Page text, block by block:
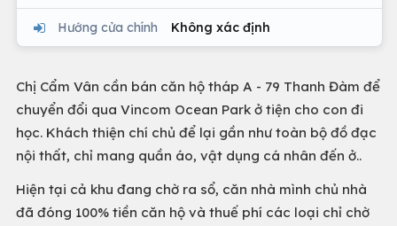
Hướng cửa chính Không xác định
Chị Cẩm Vân cần bán căn hộ tháp A - 79 Thanh Đàm để
chuyển đổi qua Vincom Ocean Park ở tiện cho con đi
học. Khách thiện chí chủ để lại gần như toàn bộ đồ đạc
nội thất, chỉ mang quần áo, vật dụng cá nhân đến ở..
Hiện tại cả khu đang chờ ra sổ, căn nhà mình chủ nhà
đã đóng 100% tiền căn hộ và thuế phí các loại chỉ chờ